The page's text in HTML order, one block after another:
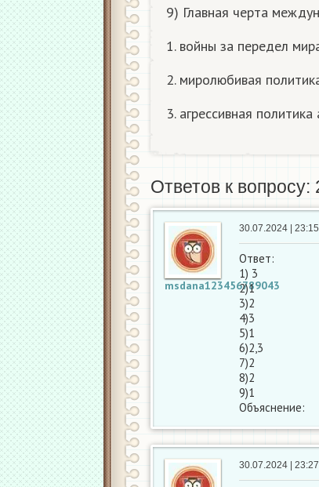
9) Главная черта
1. войны за передел
2. миролюбивая
3. агрессивная
Ответов к вопросу:
msdana123456789043
30.07.2024 | 23:15
Ответ:
1) 3
2)1
3)2
4)3
5)1
6)2,3
7)2
8)2
9)1
Объяснение:
30.07.2024 | 23:27